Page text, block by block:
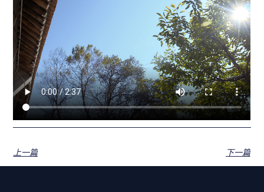
上一篇 下一篇